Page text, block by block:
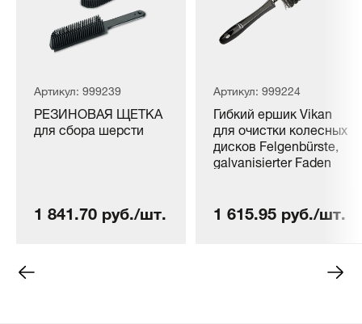
Артикул: 999239
РЕЗИНОВАЯ ЩЕТКА
для сбора шерсти
1 841.70 руб./шт.
Артикул: 999224
Гибкий ершик Vikan
для очистки колесных
дисков Felgenbürste,
galvanisierter Faden
1 615.95 руб./шт.